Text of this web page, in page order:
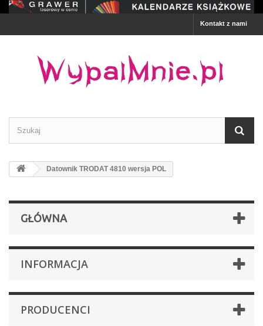
Kontakt z nami
Datownik TRODAT 4810 wersja POL
GŁÓWNA
INFORMACJA
PRODUCENCI